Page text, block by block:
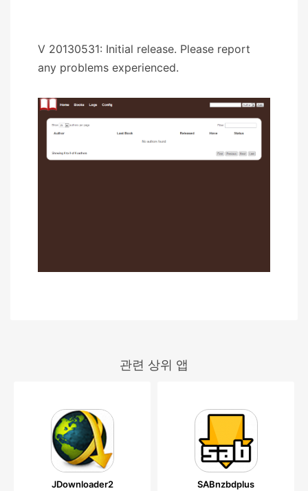
V 20130531: Initial release. Please report
any problems experienced.
관련 상위 앱
JDownloader2 SABnzbdplus